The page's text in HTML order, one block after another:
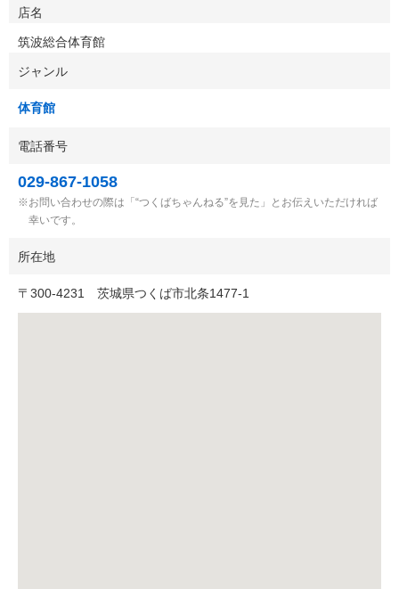
店名
筑波総合体育館
ジャンル
体育館
電話番号
029-867-1058
お問い合わせの際は「“つくばちゃんねる”を見た」とお伝えいただければ
幸いです。
所在地
〒 300-4231 茨城県つくば市北条1477-1